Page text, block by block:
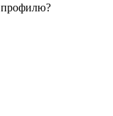
профилю?